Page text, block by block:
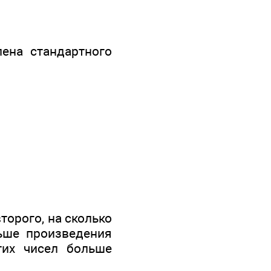
стандартного
на сколько
произведения
чисел больше